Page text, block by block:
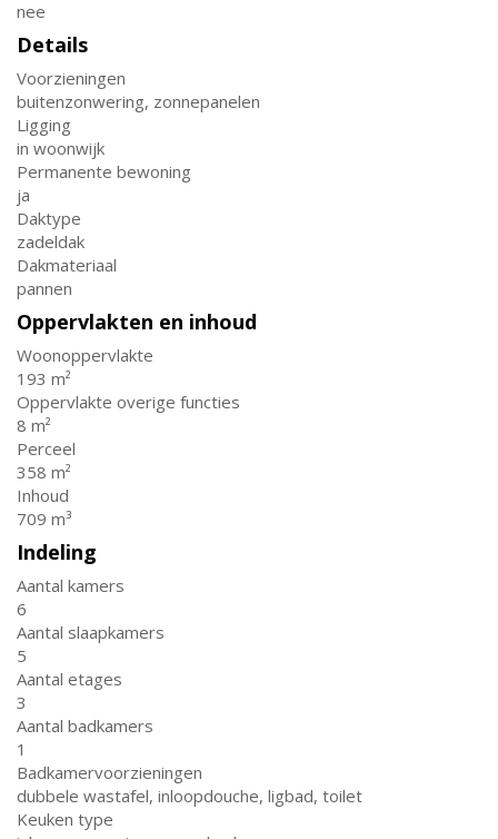
nee
Details
Voorzieningen
buitenzonwering, zonnepanelen
Ligging
in woonwijk
Permanente bewoning
ja
Daktype
zadeldak
Dakmateriaal
pannen
Oppervlakten en inhoud
Woonoppervlakte
193 m²
Oppervlakte overige functies
8 m²
Perceel
358 m²
Inhoud
709 m³
Indeling
Aantal kamers
6
Aantal slaapkamers
5
Aantal etages
3
Aantal badkamers
1
Badkamervoorzieningen
dubbele wastafel, inloopdouche, ligbad, toilet
Keuken type